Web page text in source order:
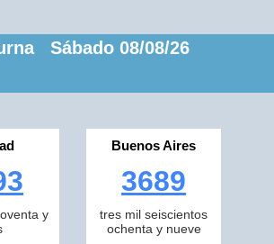
Sábado 08/08/26
y
Buenos Aires
3689
tres mil seiscientos
ochenta y nueve